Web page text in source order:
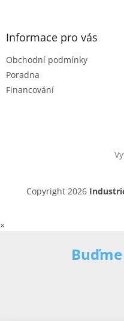
Informace pro vás
Obchodní podmínky
Poradna
Financování
Copyright 2026
×